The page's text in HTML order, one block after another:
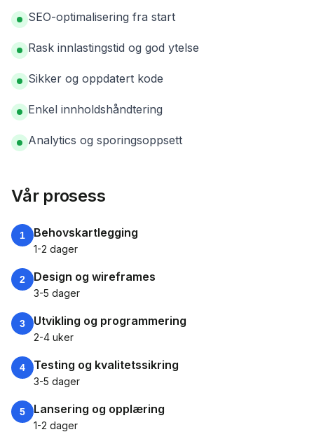
SEO-optimalisering fra start
Rask innlastingstid og god ytelse
Sikker og oppdatert kode
Enkel innholdshåndtering
Analytics og sporingsoppsett
Vår prosess
1 Behovskartlegging
1-2 dager
2 Design og wireframes
3-5 dager
3 Utvikling og programmering
2-4 uker
4 Testing og kvalitetssikring
3-5 dager
5 Lansering og opplæring
1-2 dager